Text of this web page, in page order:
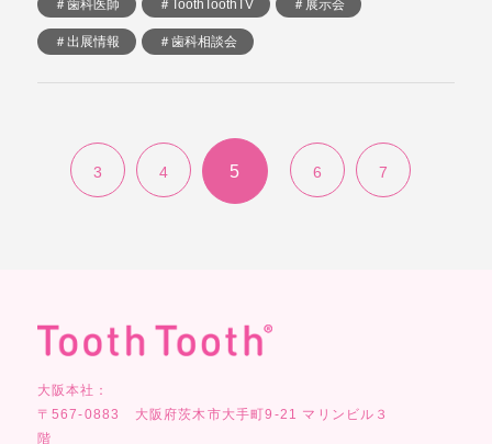
＃歯科医師 ＃ToothToothTV ＃展示会
＃出展情報 ＃歯科相談会
3 4 5 6 7
大阪本社：
〒567-0883 大阪府茨木市大手町9-21 マリンビル３
階